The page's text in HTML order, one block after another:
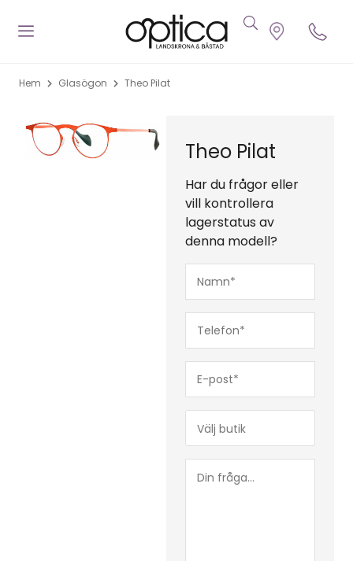
Hem Glasögon Theo Pilat
Theo Pilat
Har du frågor eller
vill kontrollera
lagerstatus av
denna modell?
post*
(Obligatoriskt)
(Obligatoriskt)
fråga...